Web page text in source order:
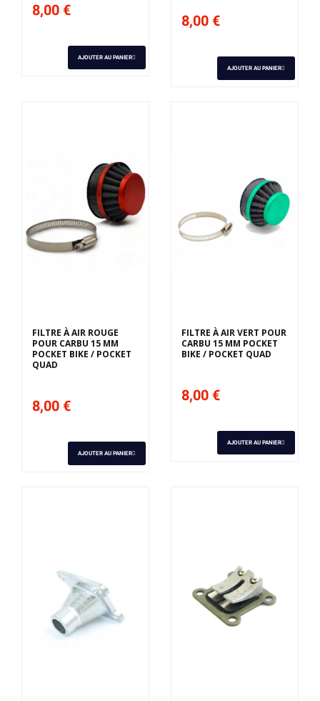
8,00 €
AJOUTER AU PANIER
8,00 €
AJOUTER AU PANIER
FILTRE À AIR ROUGE
POUR CARBU 15 MM
POCKET BIKE / POCKET
QUAD
8,00 €
AJOUTER AU PANIER
FILTRE À AIR VERT POUR
CARBU 15 MM POCKET
BIKE / POCKET QUAD
8,00 €
AJOUTER AU PANIER